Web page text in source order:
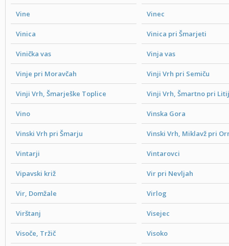
Vine Vinec
Vinica Vinica pri Šmarjeti
Vinička vas Vinja vas
Vinje pri Moravčah Vinji Vrh pri Semiču
Vinji Vrh, Šmarješke Toplice Vinji Vrh, Šmartno pri
Vino Vinska Gora
Vinski Vrh pri Šmarju Vinski Vrh, Miklavž pri
Vintarji Vintarovci
Vipavski križ Vir pri Nevljah
Vir, Domžale Virlog
Virštanj Visejec
Visoče, Tržič Visoko